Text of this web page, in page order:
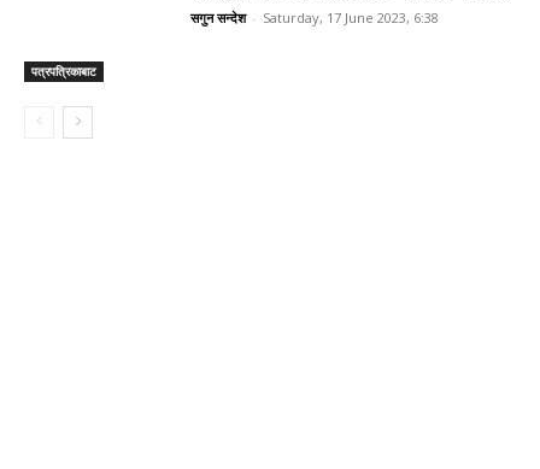
पत्रपत्रिकाबाट
सगुन सन्देश - Saturday, 17 June 2023, 6:38